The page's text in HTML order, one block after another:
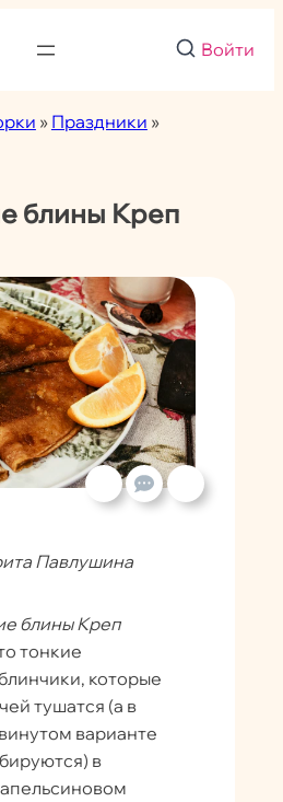
Войти
» Праздники »
блины Креп
Павлушина
блины Креп
тонкие
которые
тушатся (а в
варианте
в